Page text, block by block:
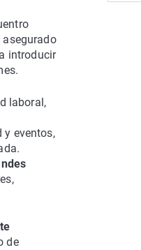
asegurado
introducir
.
laboral,
eventos,
de